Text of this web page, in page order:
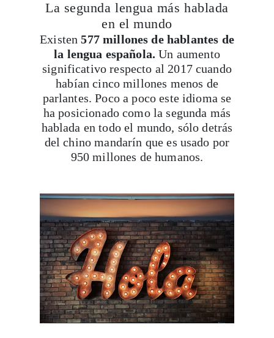
Existen577 millones de hablantes de
la lengua española.Un aumento
significativo respecto al 2017 cuando
habían cinco millones menos de
parlantes. Poco a poco este idioma se
ha posicionado como la segunda más
hablada en todo el mundo, sólo detrás
del chino mandarín que es usado por
950 millones de humanos.